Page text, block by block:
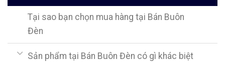
Tại sao bạn chọn mua hàng tại Bán Buôn
Đèn
Sản phẩm tại Bán Buôn Đèn có gì khác biệt